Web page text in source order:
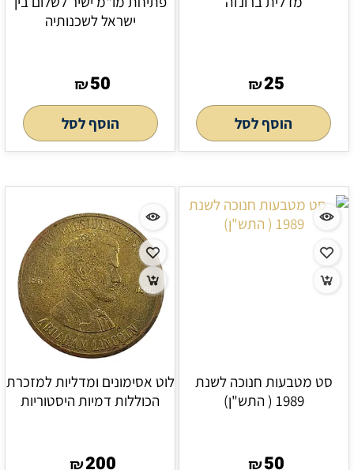
₪25
הוסף לסל
ישראל לשכנותיה
₪50
הוסף לסל
סט מטבעות חנוכה לשנת
1989 ( התש"ן)
₪50
לוט אסימונים ומדליות למזכרת
הכוללות דמיות היסטוריות
₪200